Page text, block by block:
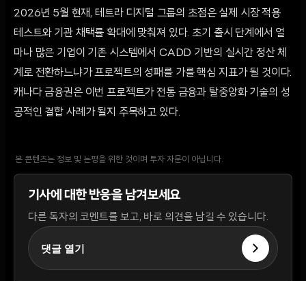
2026년 5월 현재, 테트라 디지털 그룹의 초점은 실제 시장 적용
테스트와 기관 채택률 확대에 맞춰져 있다. 초기 출시 단계에서 얼
마나 많은 기업이 기존 시스템에서 CADD 기반의 실시간 정산 체
계로 전환하느냐가 프로젝트의 성패를 가를 핵심 지표가 될 것이다.
캐나다 금융권은 이번 프로젝트가 전통 금융과 탈중앙화 기술의 성
공적인 결합 사례가 될지 주목하고 있다.
본 콘텐츠는 정보 및 논평을 위한 것이며 투자 자문이 아닙니다.
기사에 대한 반응을 남겨보세요
다른 독자의 코멘트를 보고, 바로 의견을 남길 수 있습니다.
댓글 열기